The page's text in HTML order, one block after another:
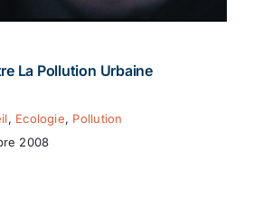
La Pollution Urbaine
, Ecologie, Pollution
2008